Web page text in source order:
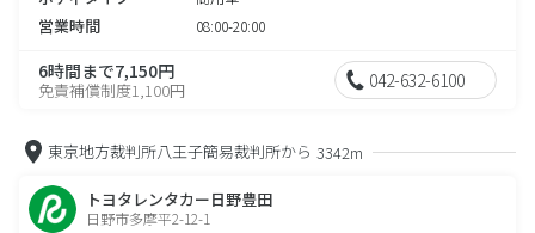
営業時間 08:00-20:00
6時間まで7,150円
免責補償制度1,100円 042-632-6100
東京地方裁判所八王子簡易裁判所から 3342m
トヨタレンタカー日野豊田
日野市多摩平2-12-1